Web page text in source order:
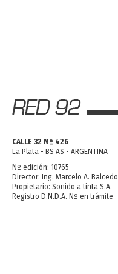
CALLE 32 Nº 426
La Plata - BS AS - ARGENTINA
Nº edición: 10765
Director: Ing. Marcelo A. Balcedo
Propietario: Sonido a tinta S.A.
Registro D.N.D.A. Nº en trámite